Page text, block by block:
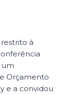
à
um
Orçamento
e a convidou